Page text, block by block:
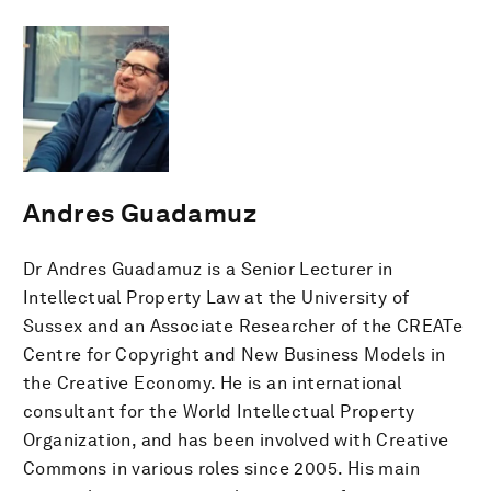
Andres Guadamuz
Dr Andres Guadamuz is a Senior Lecturer in
Intellectual Property Law at the University of
Sussex and an Associate Researcher of the CREATe
Centre for Copyright and New Business Models in
the Creative Economy. He is an international
consultant for the World Intellectual Property
Organization, and has been involved with Creative
Commons in various roles since 2005. His main